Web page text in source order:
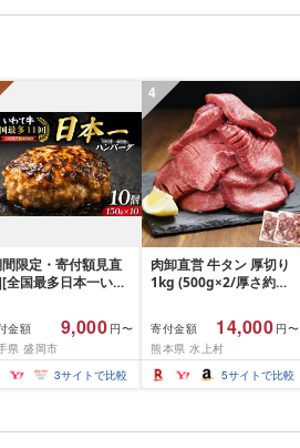
限定・寄付額見直
全国最多日本一いわ
個) いわ
× 岩中豚 ハンバー
挽き 合い挽き 黒毛
人気 冷凍 個包装 小
冷凍 牛肉 豚肉 和牛
金額 9,000 円〜
県 盛岡市
3サイトで比較
4
肉卸直営 牛タン 厚切り
1kg (500g×2/厚さ約
牛肉 焼肉 冷凍 スライス
業務用 バーベキュー
BBQ おつまみ ギフト お
祝い お中元 夏ギフト
寄付金額 14,000 円〜
熊本県 水上村
5サイトで比較